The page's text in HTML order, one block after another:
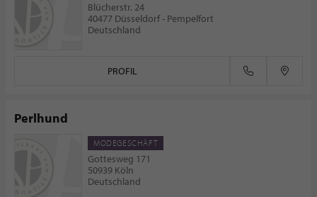
Blücherstr. 24
40477 Düsseldorf - Pempelfort
Deutschland
PROFIL
Perlhund
MODEGESCHÄFT
Gottesweg 171
50939 Köln
Deutschland